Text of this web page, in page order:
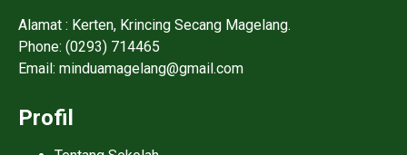
Alamat : Kerten, Krincing Secang Magelang.
Phone: (0293) 714465
Email: minduamagelang@gmail.com
Profil